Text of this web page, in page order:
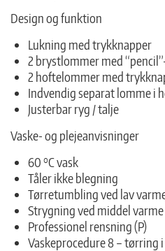
Design og funktion
Lukning med trykknapper
2 brystlommer med
2 hoftelommer med
Indvendig separat lomme i
Justerbar ryg / talje
Vaske- og plejeanvisninger
60 °C vask
Tåler ikke blegning
Tørretumbling ved lav
Strygning ved middel varme
Professionel rensning (P)
Vaskeprocedure 8 –